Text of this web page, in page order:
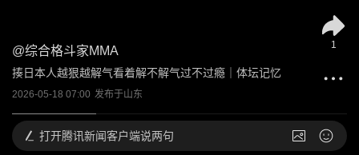
@综合格斗家MMA
揍日本人越狠越解气看着解不解气过不过瘾｜体坛记忆
2026-05-18 07:00 发布于山东
1
打开腾讯新闻客户端说两句